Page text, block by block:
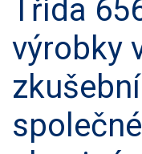
Třída
výrobky